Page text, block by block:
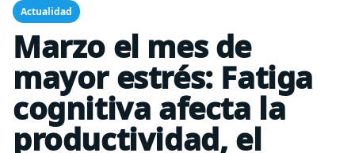
Actualidad
Marzo el mes de
mayor estrés: Fatiga
cognitiva afecta la
productividad, el